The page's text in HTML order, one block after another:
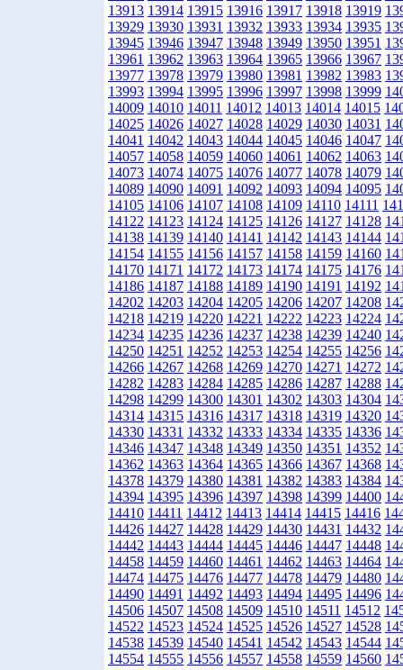
13913 13914 13915 13916 13917 13918 13919
13929 13930 13931 13932 13933 13934 13935
13945 13946 13947 13948 13949 13950 13951
13961 13962 13963 13964 13965 13966 13967
13977 13978 13979 13980 13981 13982 13983
13993 13994 13995 13996 13997 13998 13999
14009 14010 14011 14012 14013 14014 14015
14025 14026 14027 14028 14029 14030 14031
14041 14042 14043 14044 14045 14046 14047
14057 14058 14059 14060 14061 14062 14063
14073 14074 14075 14076 14077 14078 14079
14089 14090 14091 14092 14093 14094 14095
14105 14106 14107 14108 14109 14110 14111
14122 14123 14124 14125 14126 14127 14128
14138 14139 14140 14141 14142 14143 14144
14154 14155 14156 14157 14158 14159 14160
14170 14171 14172 14173 14174 14175 14176
14186 14187 14188 14189 14190 14191 14192
14202 14203 14204 14205 14206 14207 14208
14218 14219 14220 14221 14222 14223 14224
14234 14235 14236 14237 14238 14239 14240
14250 14251 14252 14253 14254 14255 14256
14266 14267 14268 14269 14270 14271 14272
14282 14283 14284 14285 14286 14287 14288
14298 14299 14300 14301 14302 14303 14304
14314 14315 14316 14317 14318 14319 14320
14330 14331 14332 14333 14334 14335 14336
14346 14347 14348 14349 14350 14351 14352
14362 14363 14364 14365 14366 14367 14368
14378 14379 14380 14381 14382 14383 14384
14394 14395 14396 14397 14398 14399 14400
14410 14411 14412 14413 14414 14415 14416
14426 14427 14428 14429 14430 14431 14432
14442 14443 14444 14445 14446 14447 14448
14458 14459 14460 14461 14462 14463 14464
14474 14475 14476 14477 14478 14479 14480
14490 14491 14492 14493 14494 14495 14496
14506 14507 14508 14509 14510 14511 14512
14522 14523 14524 14525 14526 14527 14528
14538 14539 14540 14541 14542 14543 14544
14554 14555 14556 14557 14558 14559 14560